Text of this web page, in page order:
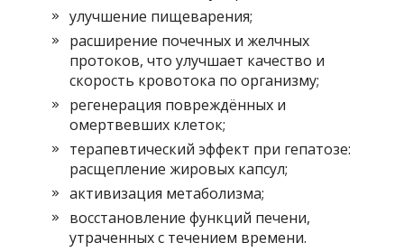
улучшение пищеварения;
расширение почечных и желчных
протоков, что улучшает качество и
скорость кровотока по организму;
регенерация повреждённых и
омертвевших клеток;
терапевтический эффект при гепатозе:
расщепление жировых капсул;
активизация метаболизма;
восстановление функций печени,
утраченных с течением времени.